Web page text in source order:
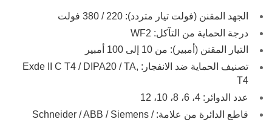
الجهد المقنن (فولت تيار متردد): 220 / 380 فولت
درجة الحماية من التآكل: WF2
التيار المقنن (أمبير): من 10 إلى 100 أمبير
تصنيف الحماية ضد الانفجار: Exde II C T4 / DIPA20 / TA,
T4
عدد الدوائر: 4، 6، 8، 10، 12
قاطع الدائرة من علامة: Schneider / ABB / Siemens /